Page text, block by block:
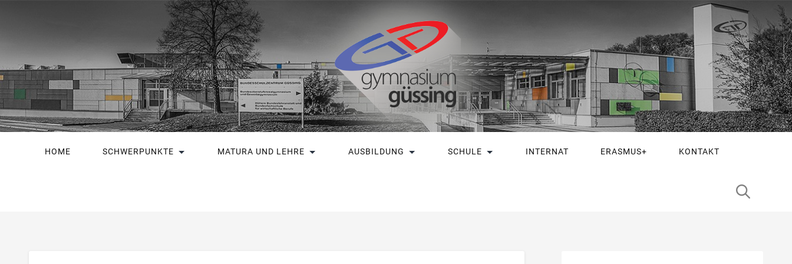
HOME SCHWERPUNKTE MATURA UND LEHRE AUSBILDUNG SCHULE INTERNAT ERASMUS+ KONTAKT